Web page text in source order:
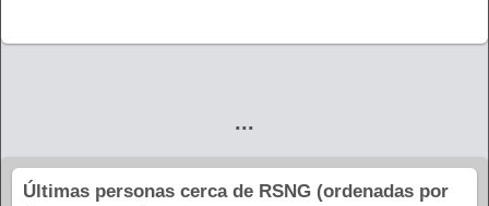
...
Últimas personas cerca de RSNG (ordenadas por